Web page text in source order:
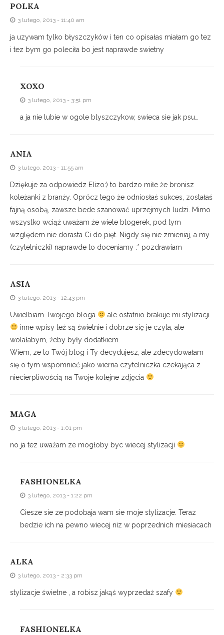
POLKA
3 lutego, 2013 - 11:40 am
ja uzywam tylko błyszczyków i ten co opisałas miałam go tez
i tez bym go poleciła bo jest naprawde swietny
XOXO
3 lutego, 2013 - 3:51 pm
a ja nie lubie w ogole blyszczykow, swieca sie jak psu…
ANIA
3 lutego, 2013 - 11:55 am
Dziękuje za odpowiedz Elizo:) to bardzo miłe że bronisz
koleżanki z branży. Oprócz tego że odniosłaś sukces, zostałaś
fajną osobą, zawsze bede szanować uprzejmych ludzi. Mimo
wszystko wciąż uważam że wiele blogerek, pod tym
względem nie dorasta Ci do pięt. Nigdy się nie zmieniaj, a my
(czytelniczki) naprawde to doceniamy :* pozdrawiam
ASIA
3 lutego, 2013 - 12:43 pm
Uwielbiam Twojego bloga
ale ostatnio brakuje mi stylizacji
inne wpisy też są świetnie i dobrze się je czyta, ale
wolałabym, żeby były dodatkiem.
Wiem, ze to Twój blog i Ty decydujesz, ale zdecydowałam
się o tym wspomnieć jako wierna czytelniczka czekająca z
niecierpliwością na Twoje kolejne zdjęcia
MAGA
3 lutego, 2013 - 1:01 pm
no ja tez uważam ze mogłoby byc wiecej stylizacji
FASHIONELKA
3 lutego, 2013 - 1:22 pm
Ciesze sie ze podobaja wam sie moje stylizacje. Teraz
bedzie ich na pewno wiecej niz w poprzednich miesiacach
ALKA
3 lutego, 2013 - 2:33 pm
stylizacje świetne , a robisz jakąś wyprzedaż szafy
FASHIONELKA